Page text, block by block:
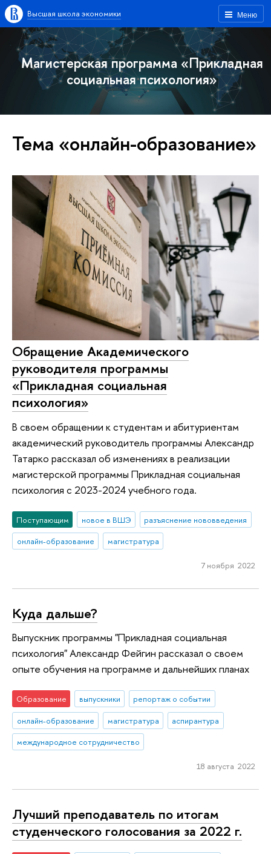
Меню
Высшая школа экономики
Магистерская программа «Прикладная
социальная психология»
Тема «онлайн-образование»
Обращение Академического
руководителя программы
«Прикладная социальная
психология»
В своем обращении к студентам и абитуриентам
академический руководитель программы Александр
Татарко рассказал об изменениях в реализации
магистерской программы Прикладная социальная
психология с 2023-2024 учебного года.
Поступающим новое в ВШЭ
разъяснение нововведения
онлайн-образование
магистратура
7 ноября 2022
Куда дальше?
Выпускник программы "Прикладная социальная
психология" Александр Фейгин рассказал о своем
опыте обучения на программе и дальнейших планах
Образование выпускники
репортаж о событии
онлайн-образование
магистратура
аспирантура
международное сотрудничество
18 августа 2022
Лучший преподаватель по итогам
студенческого голосования за 2022 г.